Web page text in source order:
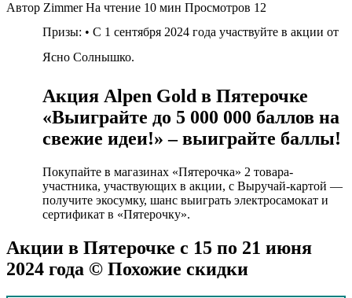
Автор Zimmer На чтение 10 мин Просмотров 12
Призы: • С 1 сентября 2024 года участвуйте в акции от
Ясно Солнышко.
Акция Alpen Gold в Пятерочке
«Выиграйте до 5 000 000 баллов на
свежие идеи!» – выиграйте баллы!
Покупайте в магазинах «Пятерочка» 2 товара-
участника, участвующих в акции, с Выручай-картой —
получите экосумку, шанс выиграть электросамокат и
сертификат в «Пятерочку».
Акции в Пятерочке с 15 по 21 июня
2024 года © Похожие скидки